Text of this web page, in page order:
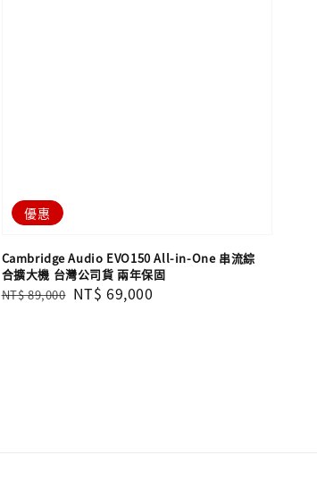
優惠
Cambridge Audio EVO150 All-in-One 串流綜
合擴大機 台灣公司貨 兩年保固
Regular
NT$ 89,000 Sale
NT$ 69,000